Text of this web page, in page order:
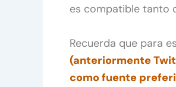
es compatible tanto
Recuerda que para
(anteriormente
como fuente